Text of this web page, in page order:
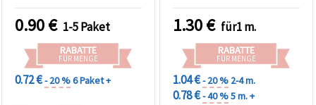
0.90€ 1-5 Paket
RABATTE
FÜR MENGE
0.72 €- 20 %6 Paket +
Accessoires &
handgemachte DIY-
Projekte
1.30€ für1 m.
RABATTE
FÜR MENGE
1.04 €- 20 % 2-4 m.
0.78 €- 40 %5 m. +